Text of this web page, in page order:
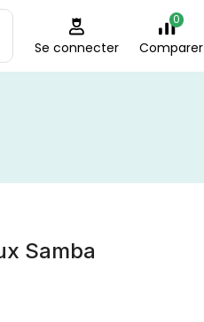
Se connecter
0
Comparer
Samba